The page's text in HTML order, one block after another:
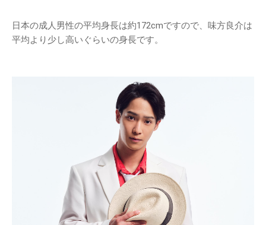
日本の成人男性の平均身長は約172cmですので、味方良介は
平均より少し高いぐらいの身長です。